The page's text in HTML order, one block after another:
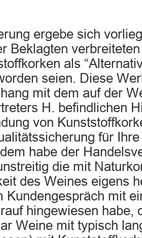
ergebe sich
Beklagten
als
seien. Diese
mit dem auf der
H. befindlichen
von
für
habe der
die mit
des Weines eigens
Kundengespräch mit
hingewiesen habe,
Weine mit typisch